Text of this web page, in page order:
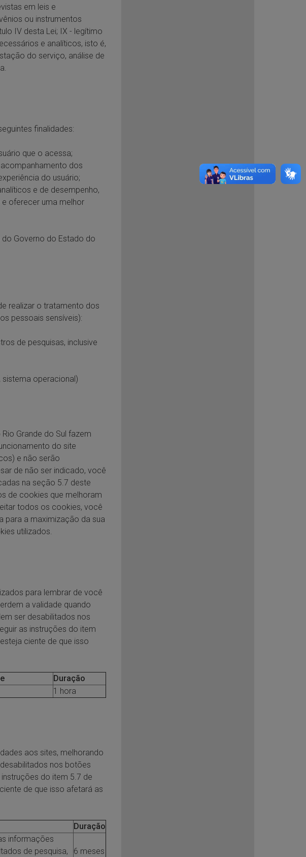
em leis e
ou instrumentos
IV desta Lei; IX - legítimo
e analíticos, isto é,
do serviço, análise de
finalidades:
que o acessa;
dos
do usuário;
e de desempenho,
oferecer uma melhor
Governo do Estado do
realizar o tratamento dos
pessoais sensíveis):
de pesquisas, inclusive
operacional)
Grande do Sul fazem
do site
e não serão
de não ser indicado, você
na seção 5.7 deste
de cookies que melhoram
todos os cookies, você
para a maximização da sua
utilizados.
para lembrar de você
a validade quando
ser desabilitados nos
as instruções do item
ciente de que isso
Duração
1 hora
aos sites, melhorando
nos botões
do item 5.7 de
de que isso afetará as
Duração
informações
de pesquisa,
6 meses